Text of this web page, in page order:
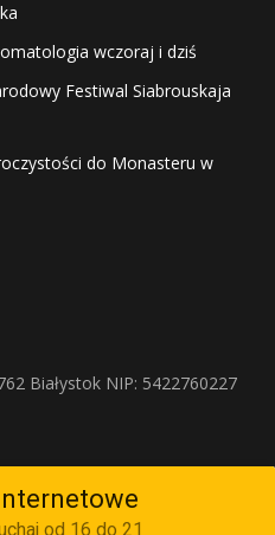
wczoraj i dziś
Festiwal Siabrouskaja
do Monasteru w
Białystok NIP: 5422760227
od 16 do 21